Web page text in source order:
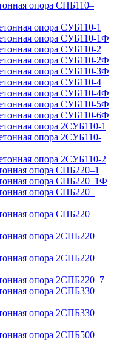
опора СПБ110–
опора СУБ110-1
опора СУБ110-1Ф
опора СУБ110-2
опора СУБ110-2Ф
опора СУБ110-3Ф
опора СУБ110-4
опора СУБ110-4Ф
опора СУБ110-5Ф
опора СУБ110-6Ф
опора 2СУБ110-1
опора 2СУБ110-
опора 2СУБ110-2
опора СПБ220–1
опора СПБ220–1Ф
опора СПБ220–
опора СПБ220–
опора 2СПБ220–
опора 2СПБ220–
опора 2СПБ220–7
опора 2СПБ330–
опора 2СПБ330–
опора 2СПБ500–